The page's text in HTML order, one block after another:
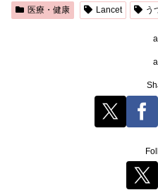
医療・健康 Lancet う